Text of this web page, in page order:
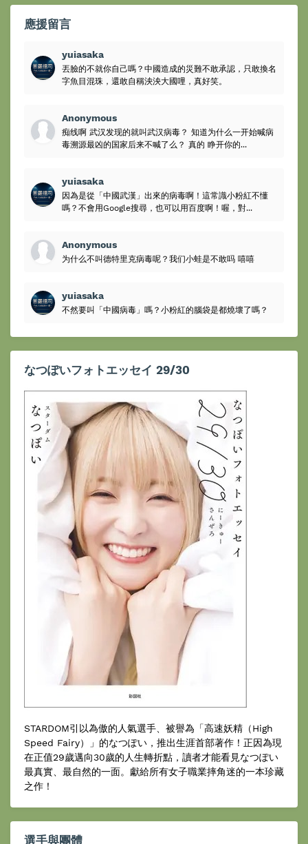
應援留言
yuiasaka
丟臉的不就你自己嗎？中國造成的災難不敢承認，只敢換名
字魚目混珠，還敢自稱泱泱大國哩，真好笑。
Anonymous
痴线啊 武汉发现的就叫武汉病毒？ 知道为什么一开始喊病
毒溯源最凶的国家后来不喊了么？ 真的 睁开你的...
yuiasaka
因為是從「中國武漢」出來的病毒啊！這常識小粉紅不懂
嗎？不會用Google搜尋，也可以用百度啊！喔，對...
Anonymous
为什么不叫德特里克病毒呢？我们小蛙是不敢吗 嘻嘻
yuiasaka
不然要叫「中國病毒」嗎？小粉紅的腦袋是都燒壞了嗎？
なつぽいフォトエッセイ 29/30
STARDOM引以為傲的人氣選手、被譽為「高速妖精（High
Speed Fairy）」的なつぽい，推出生涯首部著作！正因為現
在正值29歲邁向30歲的人生轉折點，讀者才能看見なつぽい
最真實、最自然的一面。獻給所有女子職業摔角迷的一本珍藏
之作！
選手與團體